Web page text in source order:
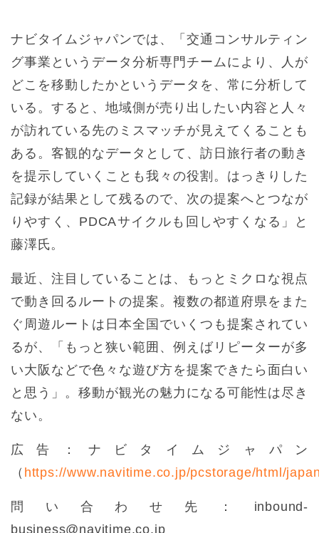
ナビタイムジャパンでは、「交通コンサルティン
グ事業というデータ分析専門チームにより、人が
どこを移動したかというデータを、常に分析して
いる。すると、地域側が売り出したい内容と人々
が訪れている先のミスマッチが見えてくることも
ある。客観的なデータとして、訪日旅行者の動き
を提示していくことも我々の役割。はっきりした
記録が結果として残るので、次の提案へとつなが
りやすく、PDCAサイクルも回しやすくなる」と
藤澤氏。
最近、注目していることは、もっとミクロな視点
で動き回るルートの提案。複数の都道府県をまた
ぐ周遊ルートは日本全国でいくつも提案されてい
るが、「もっと狭い範囲、例えばリピーターが多
い大阪などで色々な遊び方を提案できたら面白い
と思う」。移動が観光の魅力になる可能性は尽き
ない。
広告：ナビタイムジャパン
（ https://www.navitime.co.jp/pcstorage/html/
問い合わせ先：inbound-
business@navitime.co.jp